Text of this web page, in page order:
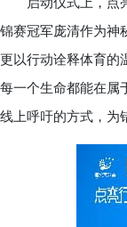
锦赛冠军庞清作为神
更以行动诠释体育的
每一个生命都能在属
线上呼吁的方式，为